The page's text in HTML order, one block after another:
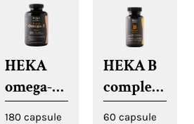
HEKA
omega-3
da olio di
180 capsule
HEKA B
complex
capsule
60 capsule